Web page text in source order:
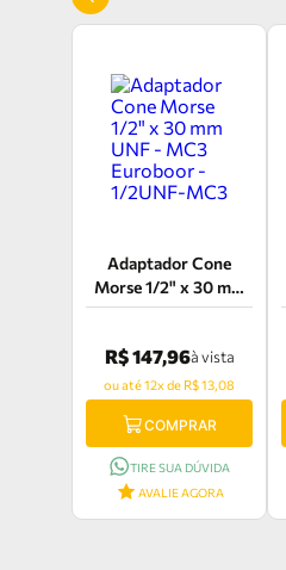
Adaptador Cone
Morse 1/2" x 30 mm
UNF - MC3 Euroboor
R$ 147,96à vista
ou até 12x de R$ 13,08
COMPRAR
TIRE SUA DÚVIDA
AVALIE AGORA